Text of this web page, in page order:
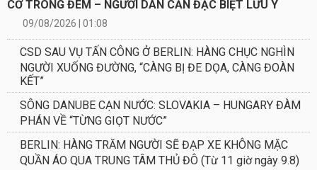
CƠ TRONG ĐÊM – NGƯỜI DÂN CẦN ĐẶC BIỆT LƯU Ý
09/08/2026 | 01:08
CSD SAU VỤ TẤN CÔNG Ở BERLIN: HÀNG CHỤC NGHÌN
NGƯỜI XUỐNG ĐƯỜNG, “CÀNG BỊ ĐE DỌA, CÀNG ĐOÀN
KẾT”
SÔNG DANUBE CẠN NƯỚC: SLOVAKIA – HUNGARY ĐÀM
PHÁN VỀ “TỪNG GIỌT NƯỚC”
BERLIN: HÀNG TRĂM NGƯỜI SẼ ĐẠP XE KHÔNG MẶC
QUẦN ÁO QUA TRUNG TÂM THỦ ĐÔ (Từ 11 giờ ngày 9.8)